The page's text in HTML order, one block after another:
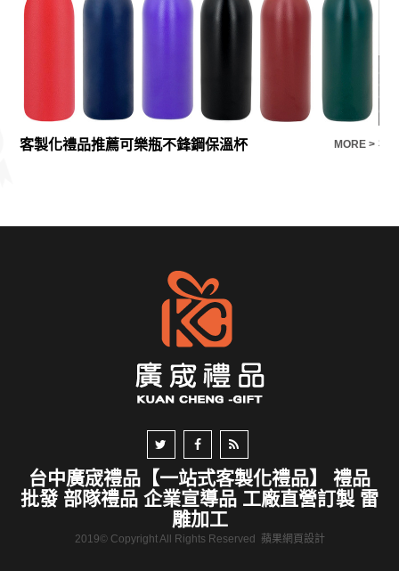
客製化禮品推薦可樂瓶不鋒鋼保溫杯 MORE > 禮
台中廣宬禮品【一站式客製化禮品】 禮品
批發 部隊禮品 企業宣導品 工廠直營訂製 雷
雕加工
2019© Copyright All Rights Reserved 蘋果網頁設計